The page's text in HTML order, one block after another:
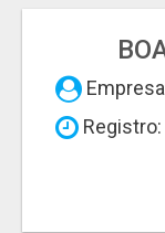
Empresa